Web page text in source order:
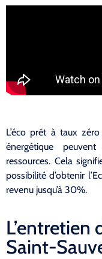
L’éco prêt à taux
énergétique
ressources. Cela
possibilité d’obtenir
revenu jusqu’à 30%.
L’entretien
Saint-